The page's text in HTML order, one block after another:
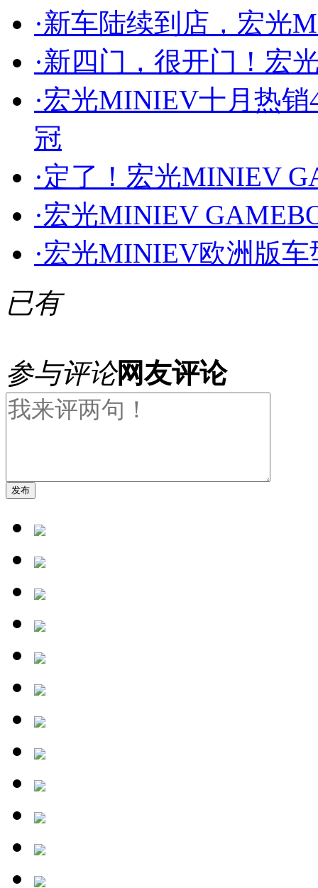
·新车陆续到店，宏光
·新四门，很开门！宏
·宏光MINIEV十月热销
冠
·定了！宏光MINIEV
·宏光MINIEV
·宏光MINIEV欧洲版
已有
参与评论网友评论